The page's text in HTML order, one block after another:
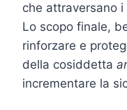
che attraversano i
Lo scopo finale,
rinforzare e
della cosiddetta
incrementare la